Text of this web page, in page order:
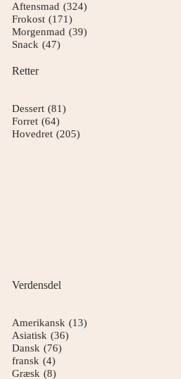
Aftensmad (324)
Frokost (171)
Morgenmad (39)
Snack (47)
Retter
Dessert (81)
Forret (64)
Hovedret (205)
Verdensdel
Amerikansk (13)
Asiatisk (36)
Dansk (76)
fransk (4)
Græsk (8)